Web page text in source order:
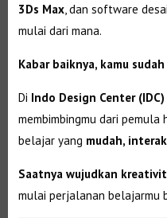
3Ds Max , dan software
mulai dari mana.
Kabar baiknya, kamu
Di Indo Design Center
membimbingmu dari pemula
belajar yang mudah,
Saatnya wujudkan
mulai perjalanan belajarmu